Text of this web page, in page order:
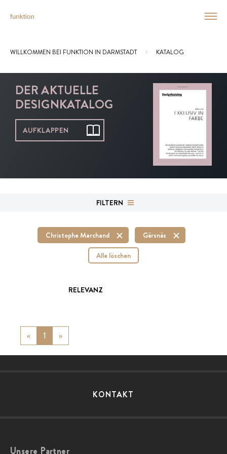
Sie sind hier:
WILLKOMMEN BEI FUNKTION IN DARMSTADT KATALOG
DER AKTUELLE
DESIGNKATALOG
AUFKLAPPEN
FILTERN
Christophe Marchand
Gärsnäs
Alle löschen
RELEVANZ
« Previous
1 »
KONTAKT
Unsere Partner